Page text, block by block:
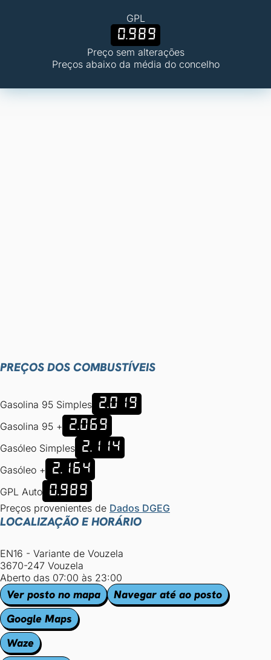
GPL
0.989
Preço sem alterações
Preços abaixo da média do concelho
PREÇOS DOS COMBUSTÍVEIS
Gasolina 95 Simples 2.019
Gasolina 95 + 2.069
Gasóleo Simples 2.114
Gasóleo + 2.164
GPL Auto 0.989
Preços provenientes de Dados DGEG
LOCALIZAÇÃO E HORÁRIO
EN16 - Variante de Vouzela
3670-247 Vouzela
Aberto das 07:00 às 23:00
Ver posto no mapa
Navegar até ao posto
Google Maps
Waze